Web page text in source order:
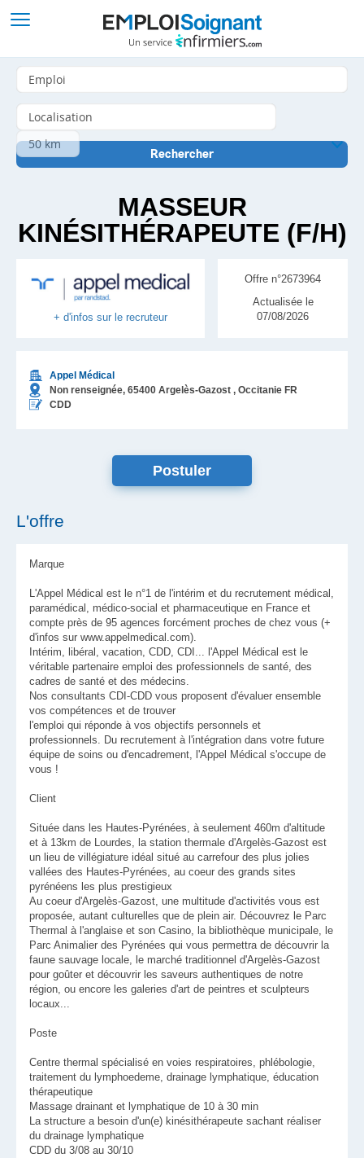
MASSEUR
KINÉSITHÉRAPEUTE (F/H)
+ d'infos sur le recruteur
Appel Médical
Non renseignée, 65400 Argelès-Gazost , Occitanie FR
CDD
Offre n°2673964
Actualisée le
07/08/2026
L'offre
Marque
L'Appel Médical est le n°1 de l'intérim et du recrutement médical,
paramédical, médico-social et pharmaceutique en France et
compte près de 95 agences forcément proches de chez vous (+
d'infos sur www.appelmedical.com).
Intérim, libéral, vacation, CDD, CDI... l'Appel Médical est le
véritable partenaire emploi des professionnels de santé, des
cadres de santé et des médecins.
Nos consultants CDI-CDD vous proposent d'évaluer ensemble
vos compétences et de trouver
l'emploi qui réponde à vos objectifs personnels et
professionnels. Du recrutement à l'intégration dans votre future
équipe de soins ou d'encadrement, l'Appel Médical s'occupe de
vous !
Client
Située dans les Hautes-Pyrénées, à seulement 460m d'altitude
et à 13km de Lourdes, la station thermale d'Argelès-Gazost est
un lieu de villégiature idéal situé au carrefour des plus jolies
vallées des Hautes-Pyrénées, au coeur des grands sites
pyrénéens les plus prestigieux
Au coeur d'Argelès-Gazost, une multitude d'activités vous est
proposée, autant culturelles que de plein air. Découvrez le Parc
Thermal à l'anglaise et son Casino, la bibliothèque municipale, le
Parc Animalier des Pyrénées qui vous permettra de découvrir la
faune sauvage locale, le marché traditionnel d'Argelès-Gazost
pour goûter et découvrir les saveurs authentiques de notre
région, ou encore les galeries d'art de peintres et sculpteurs
locaux...
Poste
Centre thermal spécialisé en voies respiratoires, phlébologie,
traitement du lymphoedeme, drainage lymphatique, éducation
thérapeutique
Massage drainant et lymphatique de 10 à 30 min
La structure a besoin d'un(e) kinésithérapeute sachant réaliser
du drainage lymphatique
CDD du 3/08 au 30/10